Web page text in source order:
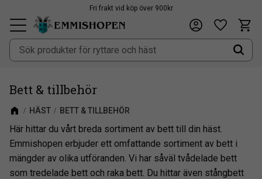
Meny
Fri frakt vid köp över 900kr
Bett & tillbehör
HÄST BETT & TILLBEHÖR
Här hittar du vårt breda sortiment av bett till din häst.
Emmishopen erbjuder ett omfattande sortiment av bett i
mängder av olika utföranden. Vi har såväl tvådelade bett
som tredelade bett och raka bett. Du hittar även stångbett